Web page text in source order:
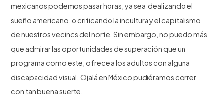
mexicanos podemos pasar horas, ya sea idealizando el
sueño americano, o criticando la incultura y el capitalismo
de nuestros vecinos del norte. Sin embargo, no puedo más
que admirar las oportunidades de superación que un
programa como este, ofrece a los adultos con alguna
discapacidad visual. Ojalá en México pudiéramos correr
con tan buena suerte.